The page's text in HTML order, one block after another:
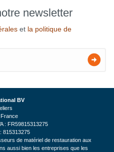
newsletter
et la politique de
BV
: FR59815313275
815313275
de matériel de restauration aux
aussi bien les entreprises que les